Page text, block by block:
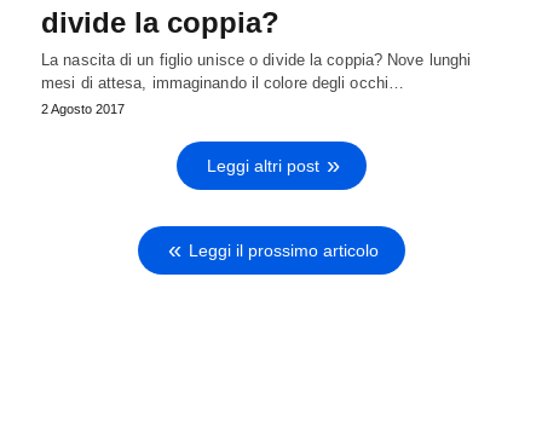
divide la coppia?
La nascita di un figlio unisce o divide la coppia? Nove lunghi
mesi di attesa, immaginando il colore degli occhi…
2 Agosto 2017
Leggi altri post
Leggi il prossimo articolo